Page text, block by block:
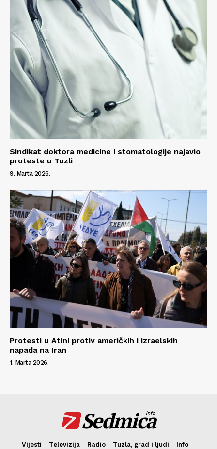
Sindikat doktora medicine i stomatologije najavio
proteste u Tuzli
9. Marta 2026.
Protesti u Atini protiv američkih i izraelskih
napada na Iran
1. Marta 2026.
Sedmica
info
Vijesti Televizija Radio Tuzla, grad i ljudi
Info